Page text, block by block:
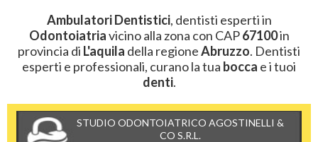
Ambulatori Dentistici, dentisti esperti in
Odontoiatriavicino alla zona con CAP67100in
provincia di L'aquila della regioneAbruzzo. Dentisti
esperti e professionali, curano la tua bocca e i tuoi
denti.
STUDIO ODONTOIATRICO AGOSTINELLI &
CO S.R.L.